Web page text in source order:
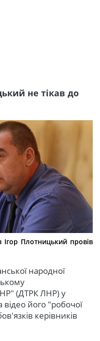
не тікав до
Ігор Плотницький провів
народної
(ДТРК ЛНР) у
відео його "робочої
керівників